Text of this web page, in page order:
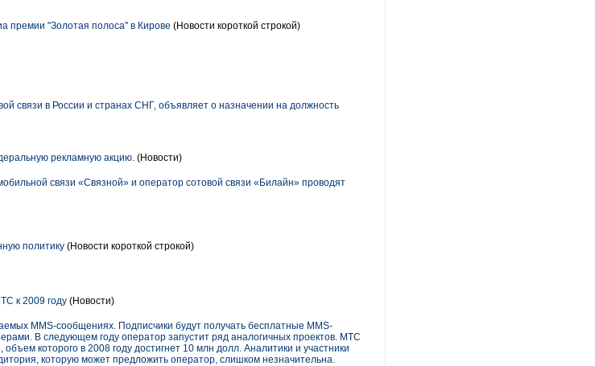
премии "Золотая полоса" в Кирове (Новости короткой строкой)
связи в России и странах СНГ, объявляет о назначении на должность
рекламную акцию. (Новости)
связи «Связной» и оператор сотовой связи «Билайн» проводят
политику (Новости короткой строкой)
к 2009 году (Новости)
MMS-сообщениях. Подписчики будут получать бесплатные MMS-
В следующем году оператор запустит ряд аналогичных проектов. МТС
которого в 2008 году достигнет 10 млн долл. Аналитики и участники
которую может предложить оператор, слишком незначительна.